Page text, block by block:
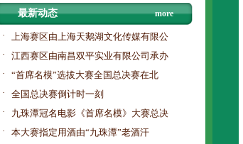
最新动态 more
·
上海赛区由上海天鹅湖文化传媒有限公
·
江西赛区由南昌双平实业有限公司承办
·
“首席名模”选拔大赛全国总决赛在北
·
全国总决赛倒计时一刻
·
九珠潭冠名电影《首席名模》大赛总决
·
本大赛指定用酒由“九珠潭”老酒汗